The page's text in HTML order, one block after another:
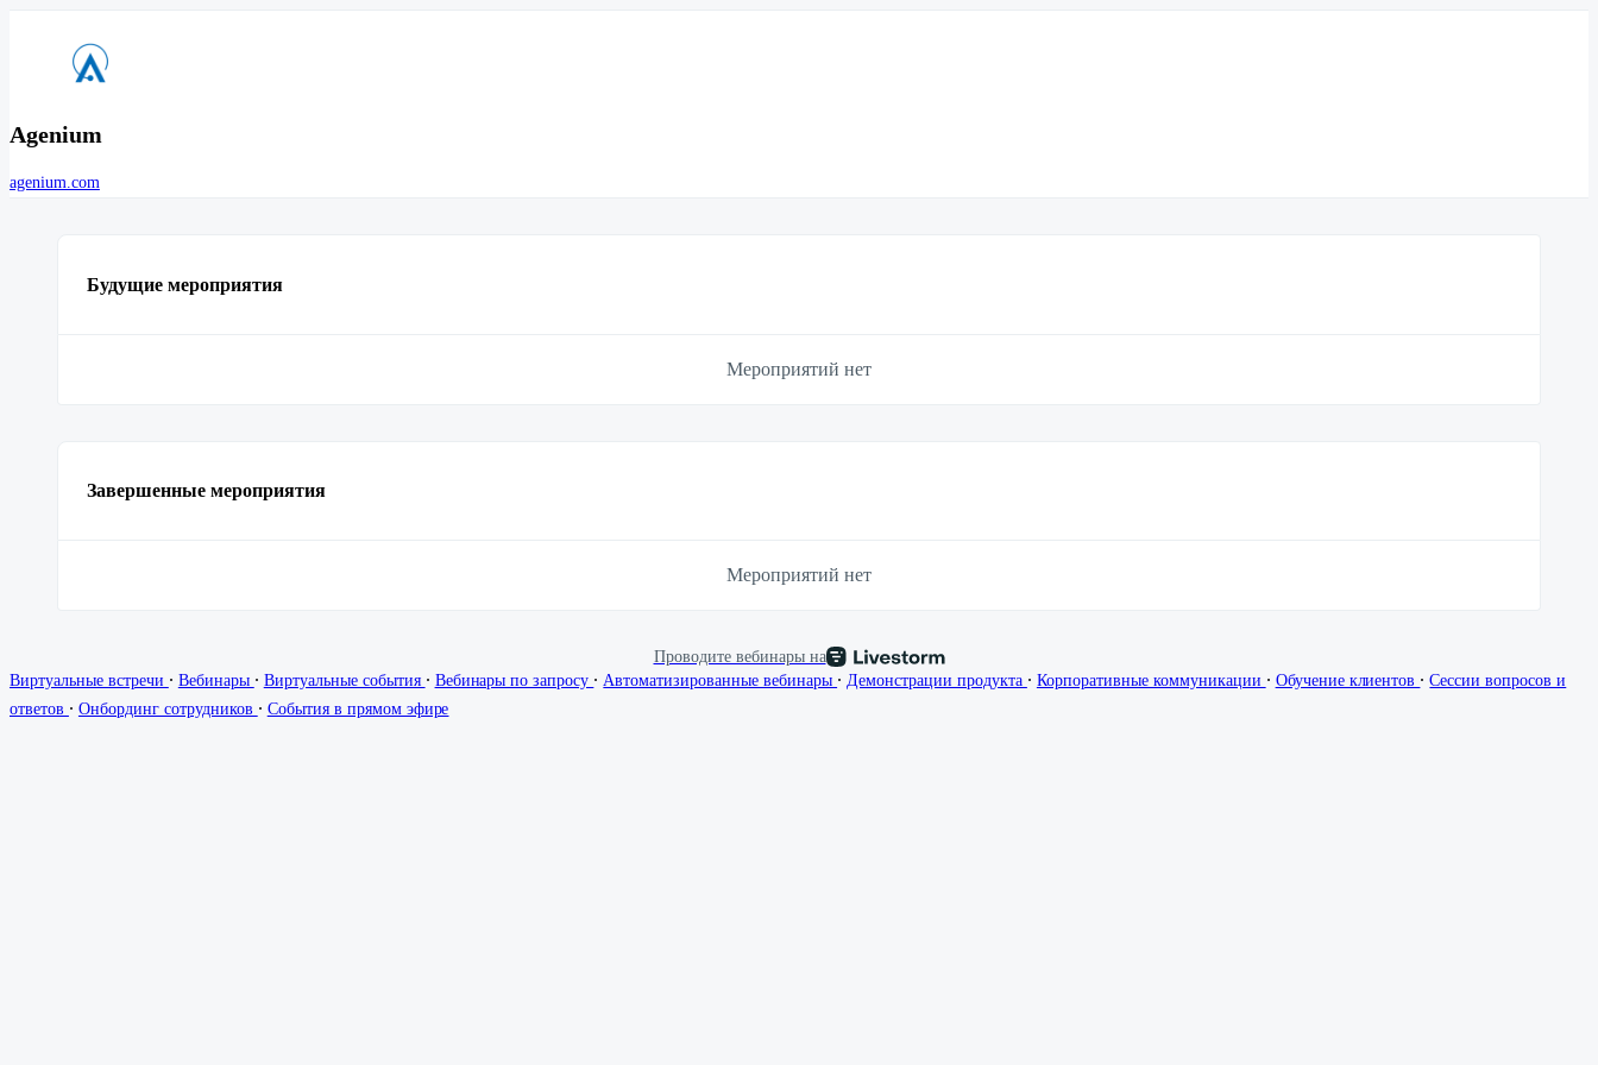
Agenium
agenium.com
Будущие мероприятия
Мероприятий нет
Завершенные мероприятия
Мероприятий нет
Проводите вебинары на
Виртуальные встречи ∙ Вебинары ∙ Виртуальные события ∙ Вебинары по запросу ∙ Автоматизированные вебинары ∙ Демонстрации продукта ∙ Корпоративные коммуникации ∙ Обучение клиентов ∙ Сессии вопросов и
ответов ∙ Онбординг сотрудников ∙ События в прямом эфире